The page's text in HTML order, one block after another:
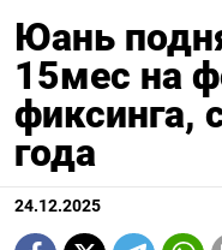
Юань
15мес на
фиксинга,
года
24.12.2025